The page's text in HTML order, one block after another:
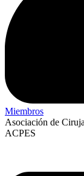
Miembros
Asociación de
ACPES